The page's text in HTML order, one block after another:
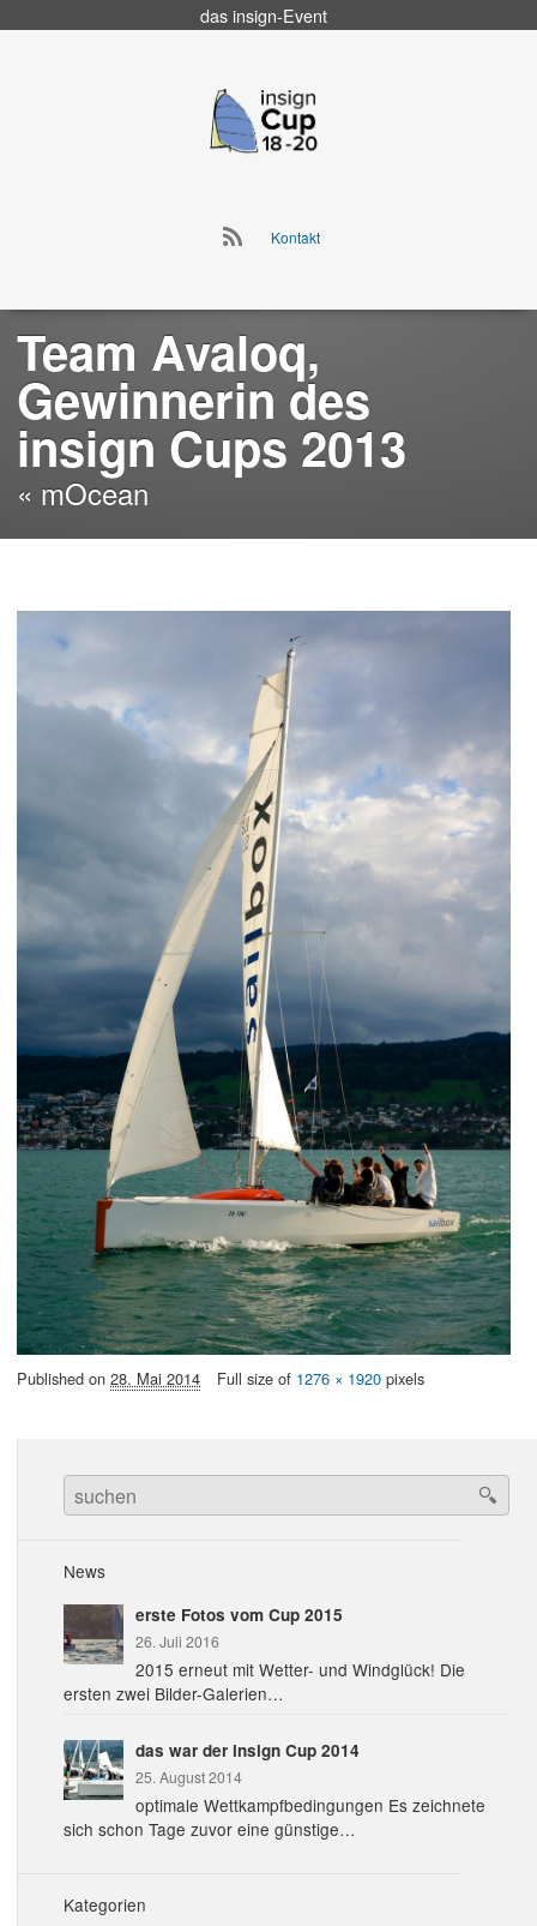
dasinsign-Event
navigation
Kontakt
Team Avaloq,
Gewinnerin des
insign Cups 2013
« mOcean
Published on 28. Mai 2014 Full size of 1276 × 1920 pixels
Search
for:
News
erste Fotos vom Cup 2015
26. Juli 2016
2015 erneut mit Wetter- und Windglück! Die
ersten zwei Bilder-Galerien…
das war der insign Cup 2014
25. August 2014
optimale Wettkampfbedingungen Es zeichnete
sich schon Tage zuvor eine günstige…
Kategorien